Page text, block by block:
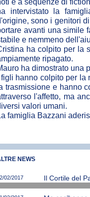
intervistato la
sono i genitori
avanti una simile
e nemmeno
ha colpito per la
ripagato.
ha dimostrato una
figli hanno colpito per la
trasmissione e hanno
l'affetto, ma
valori umani.
famiglia Bazzani
NEWS
02/2017 Il Cortile del